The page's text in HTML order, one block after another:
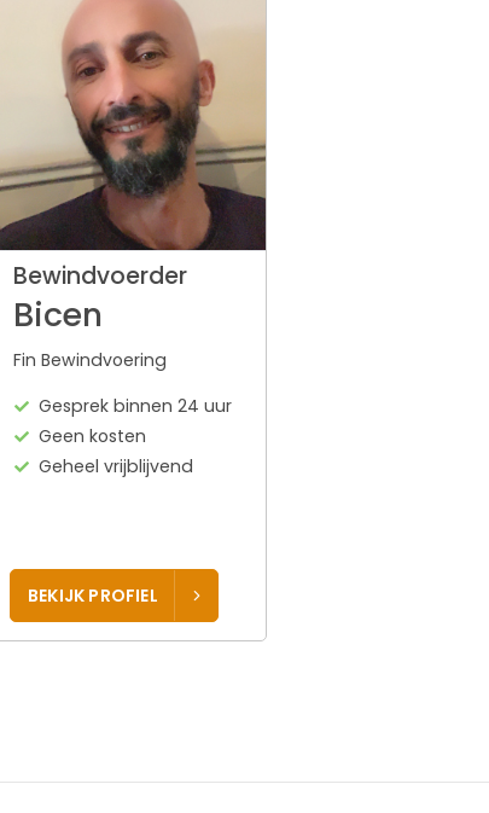
Bewindvoerder
Bicen
Fin Bewindvoering
Gesprek binnen 24 uur
Geen kosten
Geheel vrijblijvend
BEKIJK PROFIEL